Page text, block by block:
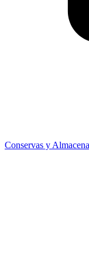
Conservas y